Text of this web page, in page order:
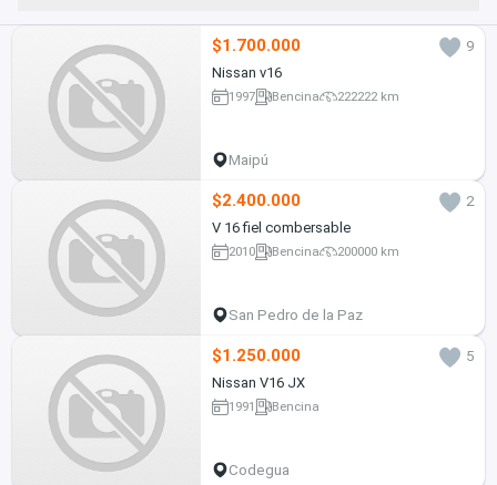
$1.700.000
9
Nissan v16
1997 Bencina 222222 km
Maipú
$2.400.000
2
V 16 fiel combersable
2010 Bencina 200000 km
San Pedro de la Paz
$1.250.000
5
Nissan V16 JX
1991 Bencina
Codegua